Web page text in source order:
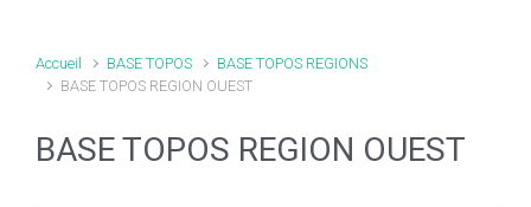
Accueil BASE TOPOS
BASE TOPOS REGIONS
BASE TOPOS REGION OUEST
BASE TOPOS REGION OUEST